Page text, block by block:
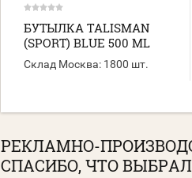
БУТЫЛКА TALISMAN
(SPORT) BLUE 500 ML
Склад Москва: 1800 шт.
РЕКЛАМНО-
СПАСИБО, ЧТО